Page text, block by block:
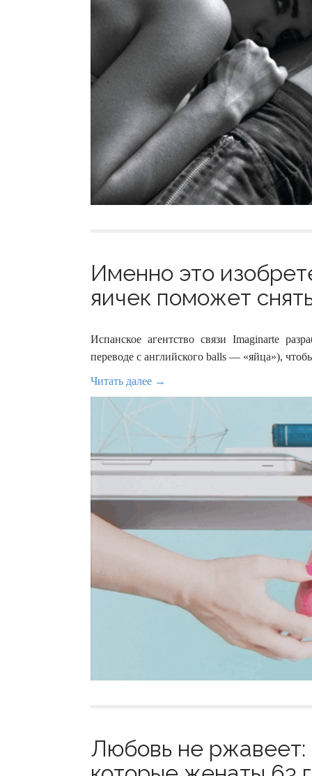
Именно это
яичек поможет
Испанское агентство связи Imaginarte
переводе с английского balls — «яйца»),
Читать далее →
Любовь не